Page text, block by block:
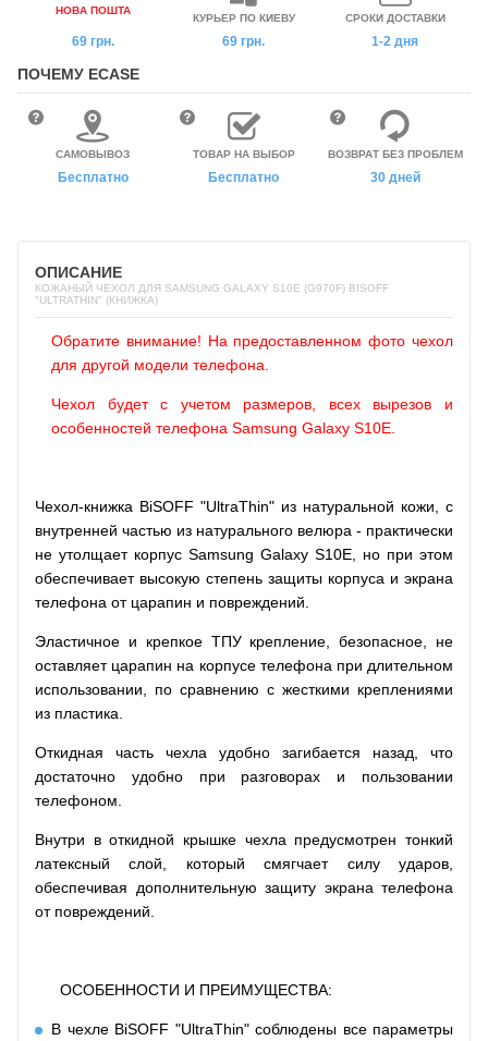
НОВА ПОШТА
69 грн.
КУРЬЕР ПО КИЕВУ
69 грн.
СРОКИ ДОСТАВКИ
1-2 дня
ПОЧЕМУ ECASE
САМОВЫВОЗ
Бесплатно
ТОВАР НА ВЫБОР
Бесплатно
ВОЗВРАТ БЕЗ ПРОБЛЕМ
30 дней
ОПИСАНИЕ
КОЖАНЫЙ ЧЕХОЛ ДЛЯ SAMSUNG GALAXY S10E (G970F) BISOFF
"ULTRATHIN" (КНИЖКА)
Обратите внимание! На предоставленном фото чехол
для другой модели телефона.
Чехол будет с учетом размеров, всех вырезов и
особенностей телефона Samsung Galaxy S10E.
Чехол-книжка BiSOFF "UltraThin" из натуральной кожи, с
внутренней частью из натурального велюра - практически
не утолщает корпус Samsung Galaxy S10E, но при этом
обеспечивает высокую степень защиты корпуса и экрана
телефона от царапин и повреждений.
Эластичное и крепкое ТПУ крепление, безопасное, не
оставляет царапин на корпусе телефона при длительном
использовании, по сравнению с жесткими креплениями
из пластика.
Откидная часть чехла удобно загибается назад, что
достаточно удобно при разговорах и пользовании
телефоном.
Внутри в откидной крышке чехла предусмотрен тонкий
латексный слой, который смягчает силу ударов,
обеспечивая дополнительную защиту экрана телефона
от повреждений.
ОСОБЕННОСТИ И ПРЕИМУЩЕСТВА:
В чехле BiSOFF "UltraThin" соблюдены все параметры